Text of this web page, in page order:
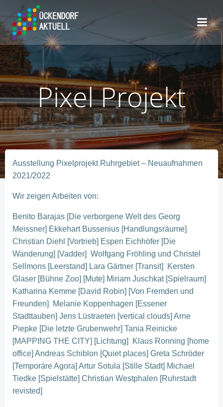
Pixel Projekt
Ausstellung Pixelprojekt Ruhrgebiet – Neuaufnahmen
2021/2022
Wir zeigen Arbeiten von:
Benito Barajas [Die verborgene Welt des Georg
Meissner] Ekkehart Bussenius [Handlungsräume]
Christian Diehl [Vortrieb] Espen Eichhöfer [Die
Wanderung] [Vadder] Wolfgang Fröhling und Christel
Sellmons [Leerstand] Lara Gärtner [Transit] Kersten
Glaser [Bühne Zoo] [Mute] Miriam Juschkat [Spielraum]
Katharina Kemme [David Robin] [Von Fremden und
Freunden] Melanie Koppenhagen [Essener
Stadttauben] Jens Lüstraeten [vertical clouds] Arne
Piepke [Die letzte Grubenwehr] Tania Reinicke
[MAPPING THE CITY] [Lichtung] Klaus Ronning [home
office] Andreas Schiblon [Quiet places] Greta Schröder
[Temporäre Agora] Artur Sotula [Stille Stadt] Michael
Tiedke [Spielstätte] Christian Westphalen [Ruhrstadt
revisted]